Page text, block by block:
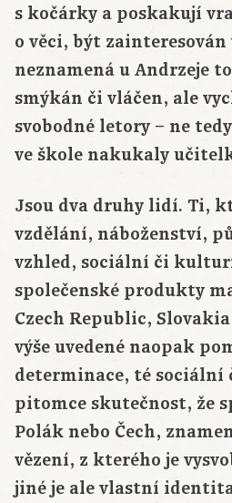
s kočárky a poskakují
o věci, být zainteresován
neznamená u Andrzeje
smýkán či vláčen, ale
svobodné letory – ne
ve škole nakukaly
Jsou dva druhy lidí. Ti,
vzdělání, náboženství,
vzhled, sociální či
společenské produkty
Czech Republic,
výše uvedené naopak
determinace, té sociální
pitomce skutečnost, že
Polák nebo Čech,
vězení, z kterého je
jiné je ale vlastní